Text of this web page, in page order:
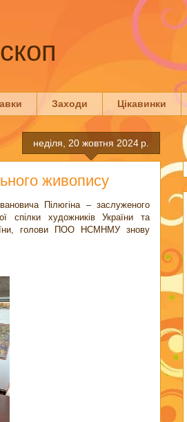
Заходи Цікавинки
неділя, 20 жовтня 2024 р.
живопису
Пілюгіна – заслуженого
спілки художників України та
голови ПОО НСМНМУ знову